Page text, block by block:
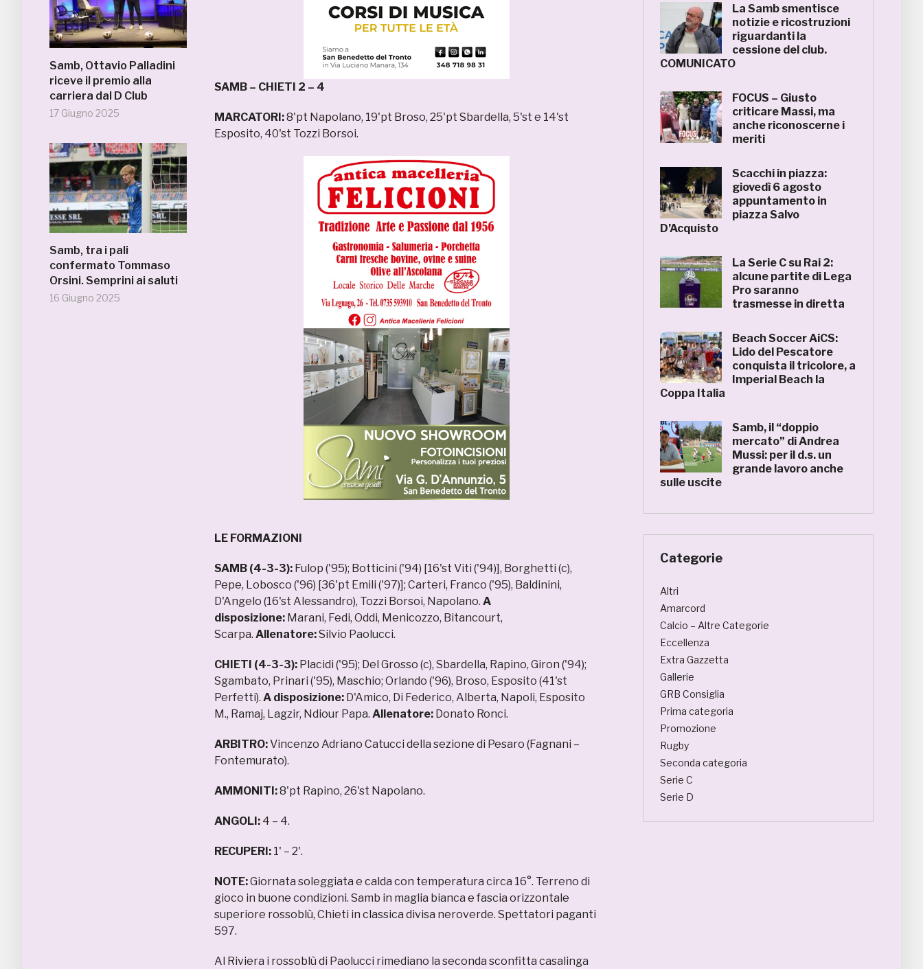
Samb, Ottavio Palladini
riceve il premio alla
carriera dal D Club
17 Giugno 2025
Samb, tra i pali
confermato Tommaso
Orsini. Semprini ai saluti
16 Giugno 2025
SAMB – CHIETI 2 – 4
MARCATORI:8'pt Napolano, 19'pt Broso, 25'pt Sbardella, 5'st e 14'st
Esposito, 40'st Tozzi Borsoi.
LE FORMAZIONI
SAMB (4-3-3): Fulop ('95); Botticini ('94) [16'st Viti ('94)], Borghetti (c),
Pepe, Lobosco ('96) [36'pt Emili ('97)]; Carteri, Franco ('95), Baldinini,
D'Angelo (16'st Alessandro), Tozzi Borsoi, Napolano. A
disposizione: Marani, Fedi, Oddi, Menicozzo, Bitancourt,
Scarpa. Allenatore:Silvio Paolucci.
CHIETI (4-3-3): Placidi ('95); Del Grosso (c), Sbardella, Rapino, Giron ('94);
Sgambato, Prinari ('95), Maschio; Orlando ('96), Broso, Esposito (41'st
Perfetti). A disposizione: D'Amico, Di Federico, Alberta, Napoli, Esposito
M., Ramaj, Lagzir, Ndiour Papa. Allenatore: Donato Ronci.
ARBITRO:Vincenzo Adriano Catucci della sezione di Pesaro (Fagnani –
Fontemurato).
AMMONITI:8'pt Rapino, 26'st Napolano.
ANGOLI: 4 – 4.
RECUPERI: 1' – 2'.
NOTE:Giornata soleggiata e calda con temperatura circa 16°. Terreno di
gioco in buone condizioni. Samb in maglia bianca e fascia orizzontale
superiore rossoblù, Chieti in classica divisa neroverde. Spettatori paganti
597.
Al Riviera i rossoblù di Paolucci rimediano la seconda sconfitta casalinga
La Samb smentisce
notizie e ricostruzioni
riguardanti la
cessione del club.
COMUNICATO
FOCUS – Giusto
criticare Massi, ma
anche riconoscerne i
meriti
Scacchi in piazza:
giovedì 6 agosto
appuntamento in
piazza Salvo
D’Acquisto
La Serie C su Rai 2:
alcune partite di Lega
Pro saranno
trasmesse in diretta
Beach Soccer AiCS:
Lido del Pescatore
conquista il tricolore, a
Imperial Beach la
Coppa Italia
Samb, il “doppio
mercato” di Andrea
Mussi: per il d.s. un
grande lavoro anche
sulle uscite
Categorie
Altri
Amarcord
Calcio – Altre Categorie
Eccellenza
Extra Gazzetta
Gallerie
GRB Consiglia
Prima categoria
Promozione
Rugby
Seconda categoria
Serie C
Serie D